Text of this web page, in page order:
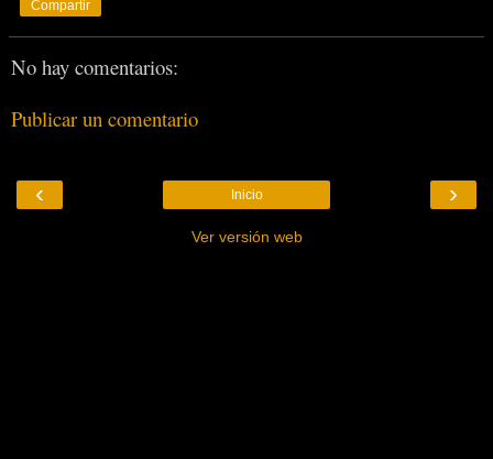
Compartir
No hay comentarios:
Publicar un comentario
‹ ›
Inicio
Ver versión web